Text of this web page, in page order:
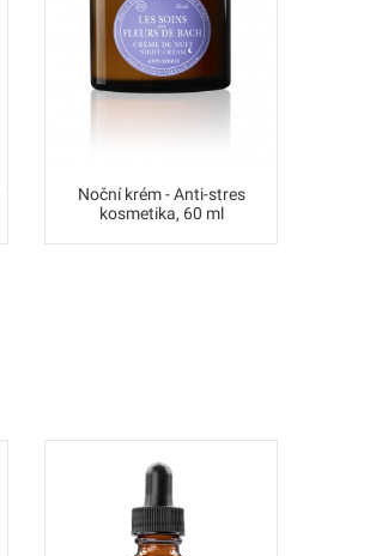
Noční krém - Anti-stres
kosmetika, 60 ml